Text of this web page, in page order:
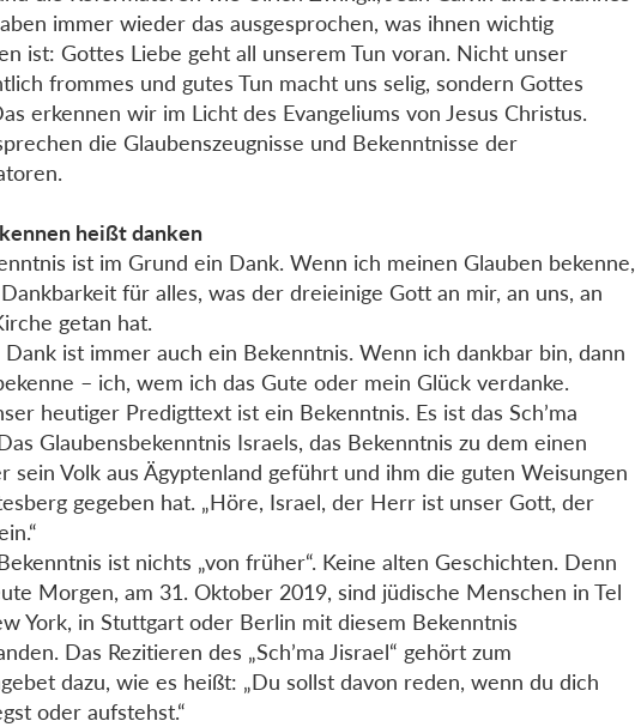
immer wieder das ausgesprochen, was ihnen wichtig
ist: Gottes Liebe geht all unserem Tun voran. Nicht unser
frommes und gutes Tun macht uns selig, sondern Gottes
erkennen wir im Licht des Evangeliums von Jesus Christus.
die Glaubenszeugnisse und Bekenntnisse der
heißt danken
ist im Grund ein Dank. Wenn ich meinen Glauben bekenne,
für alles, was der dreieinige Gott an mir, an uns, an
getan hat.
Dank ist immer auch ein Bekenntnis. Wenn ich dankbar bin, dann
– ich, wem ich das Gute oder mein Glück verdanke.
heutiger Predigttext ist ein Bekenntnis. Es ist das Sch’ma
Glaubensbekenntnis Israels, das Bekenntnis zu dem einen
sein Volk aus Ägyptenland geführt und ihm die guten Weisungen
gegeben hat. „Höre, Israel, der Herr ist unser Gott, der
ist nichts „von früher“. Keine alten Geschichten. Denn
Morgen, am 31. Oktober 2019, sind jüdische Menschen in Tel
York, in Stuttgart oder Berlin mit diesem Bekenntnis
Das Rezitieren des „Sch’ma Jisrael“ gehört zum
dazu, wie es heißt: „Du sollst davon reden, wenn du dich
oder aufstehst.“